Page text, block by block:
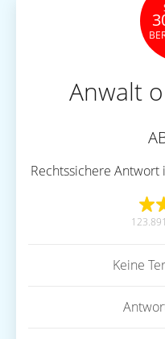
Anwalt
Rechtssichere
Keine